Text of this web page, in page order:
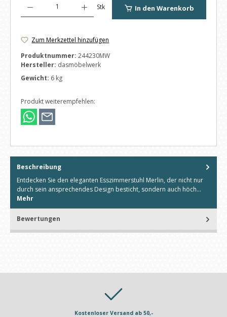
Stk In den Warenkorb
Zum Merkzettel hinzufügen
Produktnummer: 244230MW
Hersteller: dasmöbelwerk
Gewicht: 6 kg
Produkt weiterempfehlen:
Beschreibung
Entdecken Sie den eleganten Esszimmerstuhl Merlin, der nicht nur
durch sein ansprechendes Design besticht, sondern auch höch…
Mehr
Bewertungen
Kostenloser Versand ab 50,-